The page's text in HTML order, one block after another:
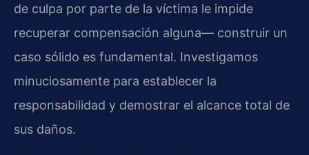
de culpa por parte de la víctima le impide
recuperar compensación alguna— construir un
caso sólido es fundamental. Investigamos
minuciosamente para establecer la
responsabilidad y demostrar el alcance total de
sus daños.